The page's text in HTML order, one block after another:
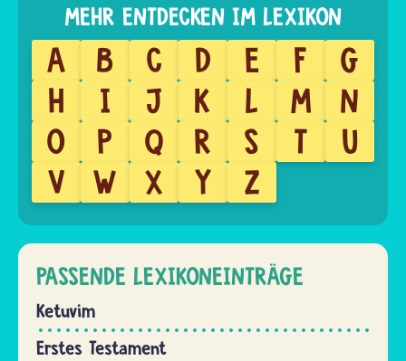
A B C D E F
G
H
I J K L M
N
O
P Q R S T
U
V
W X Y Z
PASSENDE LEXIKONEINTRÄGE
Ketuvim
Erstes Testament